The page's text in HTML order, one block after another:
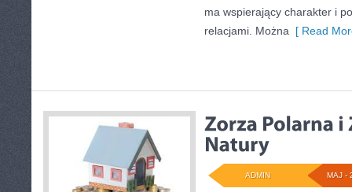
ma wspierający charakter i
relacjami. Można [ Read
MAJ -
ADMIN